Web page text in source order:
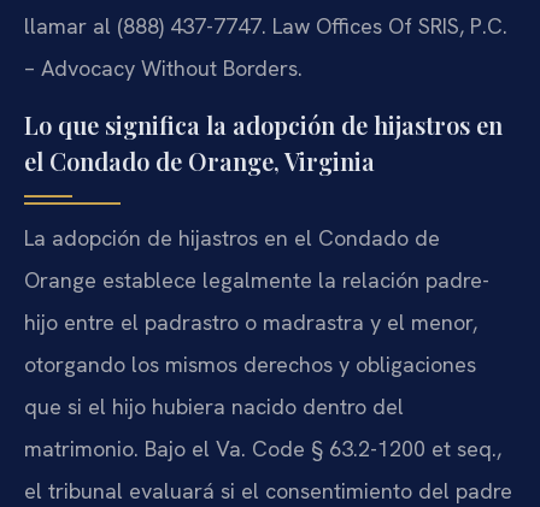
llamar al (888) 437-7747. Law Offices Of SRIS, P.C.
– Advocacy Without Borders.
Lo que significa la adopción de hijastros en
el Condado de Orange, Virginia
La adopción de hijastros en el Condado de
Orange establece legalmente la relación padre-
hijo entre el padrastro o madrastra y el menor,
otorgando los mismos derechos y obligaciones
que si el hijo hubiera nacido dentro del
matrimonio. Bajo el Va. Code § 63.2-1200 et seq.,
el tribunal evaluará si el consentimiento del padre